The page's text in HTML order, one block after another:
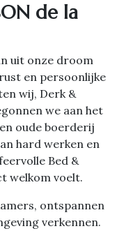
de la
uit onze droom
en persoonlijke
wij, Derk &
we aan het
oude boerderij
hard werken en
Bed &
welkom voelt.
ontspannen
verkennen.